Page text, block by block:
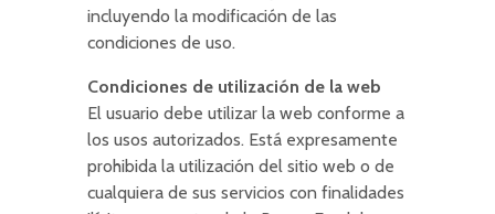
incluyendo la modificación de las
condiciones de uso.
Condiciones de utilización de la web
El usuario debe utilizar la web conforme a
los usos autorizados. Está expresamente
prohibida la utilización del sitio web o de
cualquiera de sus servicios con finalidades